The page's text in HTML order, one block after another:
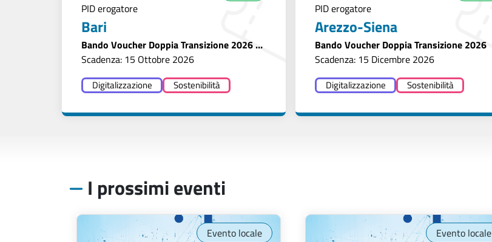
PID erogatore
Bari
Bando Voucher Doppia Transizione 2026 -
Bari
Scadenza: 15 Ottobre 2026
Digitalizzazione Sostenibilità
PID erogatore
Arezzo-Siena
Bando Voucher Doppia Transizione 2026
Scadenza: 15 Dicembre 2026
Digitalizzazione Sostenibilità
I prossimi eventi
Evento locale Evento locale